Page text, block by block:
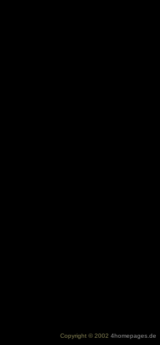
Copyright © 2002 4homepages.de